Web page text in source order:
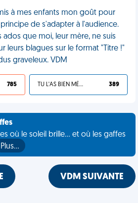
à mes enfants mon goût pour
de s'adapter à l'audience.
ados que moi, leur mère, ne suis
leurs blagues sur le format "Titre !"
graveleux. VDM
785 TU L'AS BIEN MÉRITÉ 389
où le soleil brille... et où les gaffes
Plus…
VDM SUIVANTE